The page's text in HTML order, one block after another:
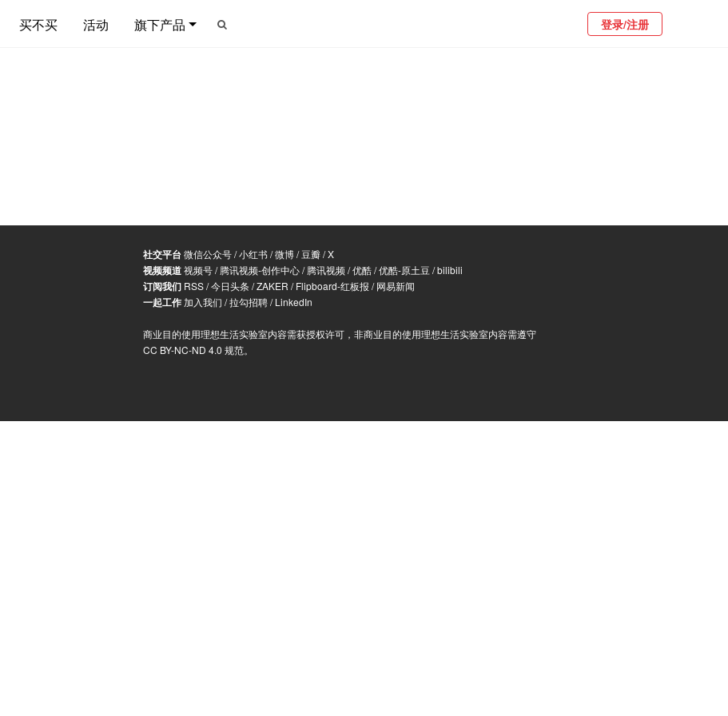
买不买 活动 旗下产品 登录/注册
社交平台微信公众号/小红书/微博/豆瓣/X
视频频道视频号/腾讯视频-创作中心/腾讯视频/优酷/优酷-原土豆 /bilibili
订阅我们 RSS/今日头条 /ZAKER /Flipboard-红板报 /网易新闻
一起工作加入我们 /拉勾招聘/LinkedIn
商业目的使用理想生活实验室内容需获授权许可，非商业目的使用理想生活实验室内容需遵守
CC BY-NC-ND 4.0 规范。